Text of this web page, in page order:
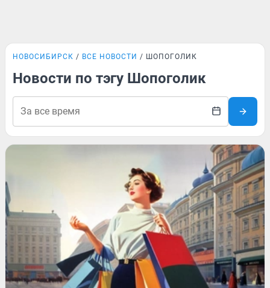
НОВОСИБИРСК ВСЕ НОВОСТИ ШОПОГОЛИК
Новости по тэгу Шопоголик